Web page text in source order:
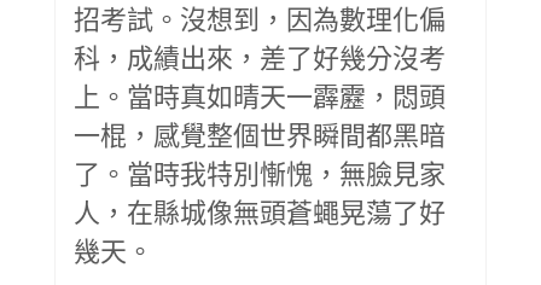
招考試。沒想到，因為數理化偏
科，成績出來，差了好幾分沒考
上。當時真如晴天一霹靂，悶頭
一棍，感覺整個世界瞬間都黑暗
了。當時我特別慚愧，無臉見家
人，在縣城像無頭蒼蠅晃蕩了好
幾天。